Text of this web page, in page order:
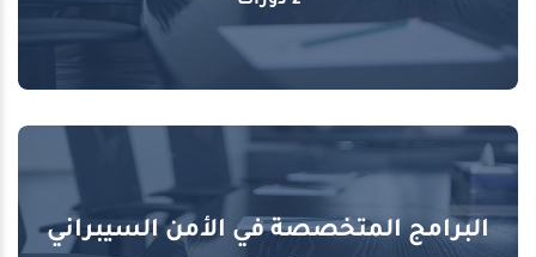
البرامج المتخصصة في الأمن السيبراني